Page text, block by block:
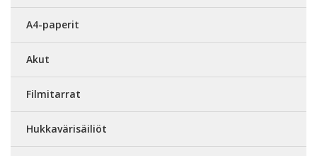
A4-paperit
Akut
Filmitarrat
Hukkavärisäiliöt